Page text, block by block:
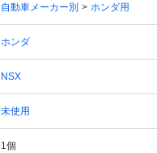
自動車メーカー別
ホンダ用
ホンダ
NSX
未使用
1個